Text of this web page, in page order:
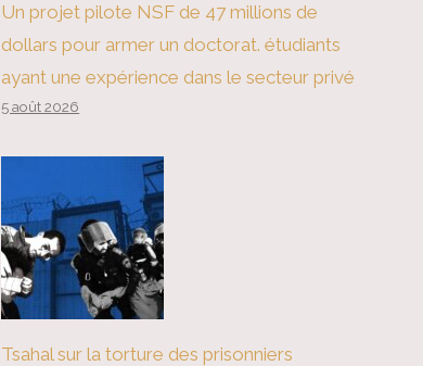
Un projet pilote NSF de 47 millions de
dollars pour armer un doctorat. étudiants
ayant une expérience dans le secteur privé
5 août 2026
Tsahal sur la torture des prisonniers